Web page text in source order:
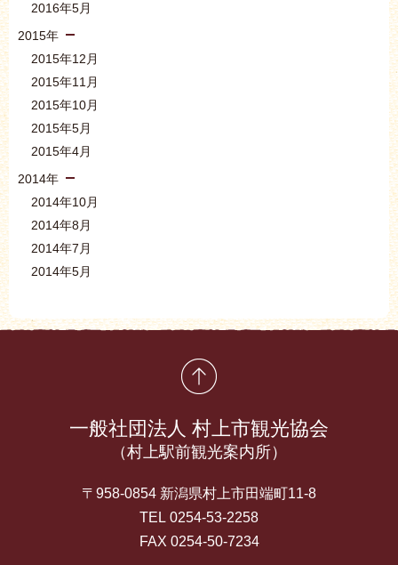
2016年5月
2015年
2015年12月
2015年11月
2015年10月
2015年5月
2015年4月
2014年
2014年10月
2014年8月
2014年7月
2014年5月
一般社団法人 村上市観光協会
（村上駅前観光案内所）
〒958-0854 新潟県村上市田端町11-8
TEL 0254-53-2258
FAX 0254-50-7234